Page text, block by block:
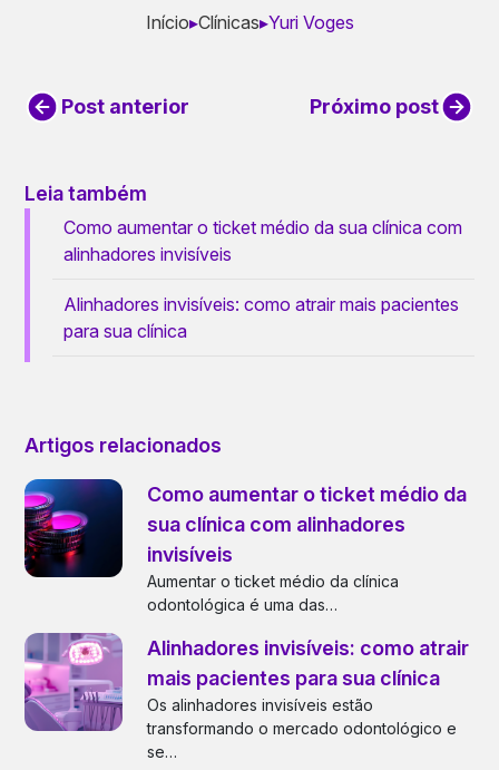
Início▸Clínicas▸Yuri Voges
Post anterior Próximo post
Leia também
Como aumentar o ticket médio da sua clínica com
alinhadores invisíveis
Alinhadores invisíveis: como atrair mais pacientes
para sua clínica
Artigos relacionados
Como aumentar o ticket médio da
sua clínica com alinhadores
invisíveis
Aumentar o ticket médio da clínica
odontológica é uma das…
Alinhadores invisíveis: como atrair
mais pacientes para sua clínica
Os alinhadores invisíveis estão
transformando o mercado odontológico e
se…